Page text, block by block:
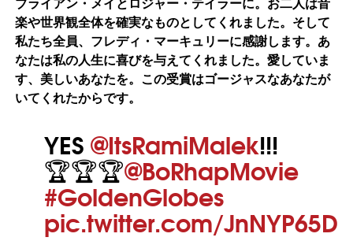
楽や世界観全体を確実なものとしてくれました。そして
私たち全員、フレディ・マーキュリーに感謝します。あ
なたは私の人生に喜びを与えてくれました。愛していま
す、美しいあなたを。この受賞はゴージャスなあなたが
いてくれたからです。
YES@ItsRamiMalek!!!
🏆🏆🏆@BoRhapMovie
#GoldenGlobes
pic.twitter.com/